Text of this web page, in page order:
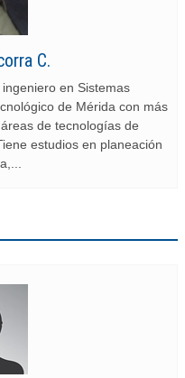
C.
en Sistemas
de Mérida con más
de tecnologías de
estudios en planeación